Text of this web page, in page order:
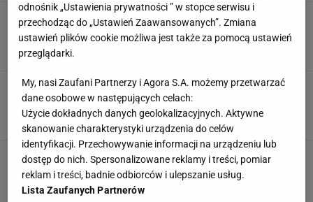
Cezary Kulesza skomentował sensacyjne wieści
nt. Jana Urbana
Przekazali sensacyjne wieści ws. Jana Urbana.
"Jego pozycja jest tak słaba"
Mateusz Gaweł,28 LIPCA 2026, 23:01
"Lewandowski dużo więcej stracił finansowo na
grze w reprezentacji, niż zyskał"
Aleksander Bernard,
odnośnik „Ustawienia prywatności ” w stopce serwisu i
przechodząc do „Ustawień Zaawansowanych”. Zmiana
ustawień plików cookie możliwa jest także za pomocą ustawień
przeglądarki.
My, nasi Zaufani Partnerzy i Agora S.A. możemy przetwarzać
dane osobowe w następujących celach:
Użycie dokładnych danych geolokalizacyjnych. Aktywne
skanowanie charakterystyki urządzenia do celów
identyfikacji. Przechowywanie informacji na urządzeniu lub
dostęp do nich. Spersonalizowane reklamy i treści, pomiar
reklam i treści, badnie odbiorców i ulepszanie usług.
Lista Zaufanych Partnerów